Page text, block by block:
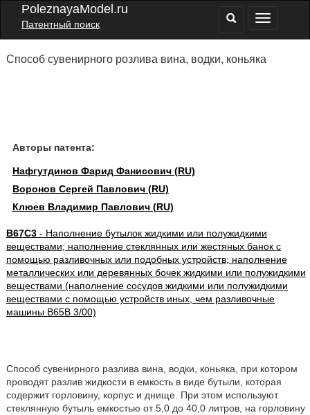
PoleznayaModel.ru
Патентный поиск
Способ сувенирного розлива вина, водки, коньяка
Авторы патента:
Нафгутдинов Фарид Фанисович (RU)
Воронов Сергей Павлович (RU)
Клюев Владимир Павлович (RU)
B67C3- Наполнение бутылок жидкими или полужидкими
веществами; наполнение стеклянных или жестяных банок с
помощью разливочных или подобных устройств; наполнение
металлических или деревянных бочек жидкими или полужидкими
веществами (наполнение сосудов жидкими или полужидкими
веществами с помощью устройств иных, чем разливочные
машины B65B 3/00)
Способ сувенирного разлива вина, водки, коньяка, при котором
проводят разлив жидкости в емкость в виде бутыли, которая
содержит горловину, корпус и днище. При этом используют
стеклянную бутыль емкостью от 5,0 до 40,0 литров, на горловину